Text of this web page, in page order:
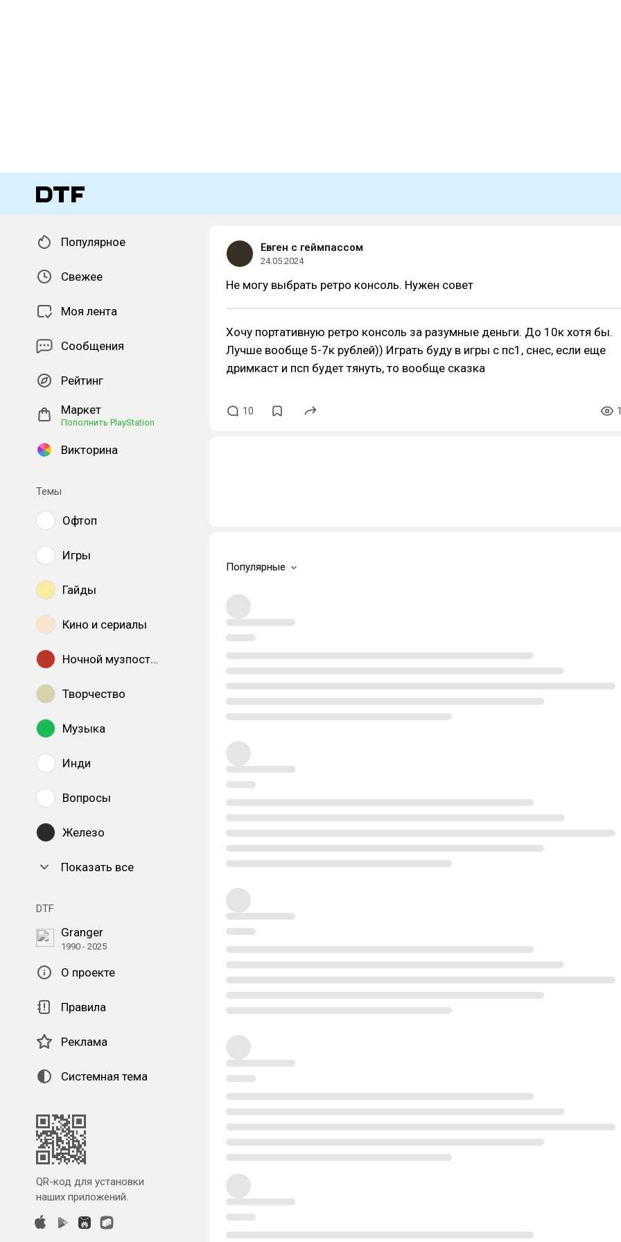
Популярное
Свежее
Моя лента
Сообщения
Рейтинг
Маркет
Пополнить PlayStation
Викторина
Темы
Офтоп
Игры
Гайды
Кино и сериалы
Ночной музпостинг
Творчество
Музыка
Инди
Вопросы
Железо
Показать все
DTF
Granger
1990 - 2025
О проекте
Правила
Реклама
Системная тема
QR-код для установки
наших приложений.
Евген с геймпассом
24.05.2024
Не могу выбрать ретро консоль. Нужен совет
Хочу портативную ретро консоль за разумные деньги. До 10к хотя бы.
Лучше вообще 5-7к рублей)) Играть буду в игры с пс1, снес, если еще
дримкаст и псп будет тянуть, то вообще сказка
10
Популярные